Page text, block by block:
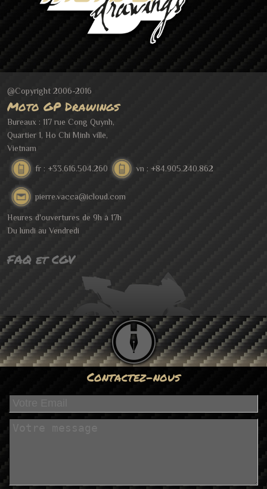
@Copyright 2006-2016
Moto GP Drawings
Bureaux : 117 rue Cong Quynh,
Quartier 1, Ho Chi Minh ville,
Vietnam
fr : +33.616.504.260 vn : +84.905.240.862
pierre.vacca@icloud.com
Heures d'ouvertures de 9h à 17h
Du lundi au Vendredi
FAQ et CGV
Contactez-nous